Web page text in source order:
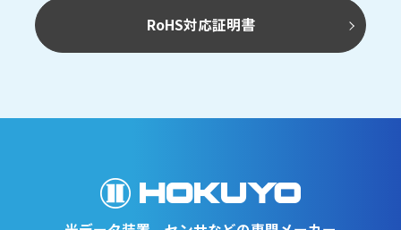
RoHS対応証明書